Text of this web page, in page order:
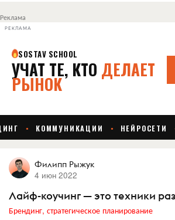
Реклама
РЕКЛАМА
Филипп Рыжук
4 июн 2022
Лайф-коучинг — это техники
Брендинг, стратегическое планирование